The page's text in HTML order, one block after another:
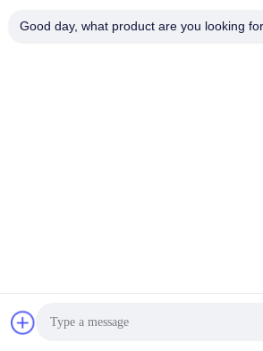
উত্তরঃ হ্যাঁ। OEM স্বাগত জানানো হয়
ঠিকানা
Good day, what product are you looking